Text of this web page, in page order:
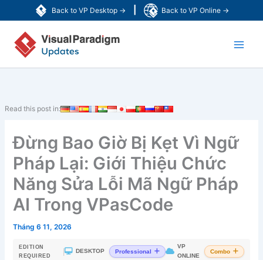
Back to VP Desktop → Back to VP Online →
tới
dung
Read this post in:
Đừng Bao Giờ Bị Kẹt Vì Ngữ
Pháp Lại: Giới Thiệu Chức
Năng Sửa Lỗi Mã Ngữ Pháp
AI Trong VPasCode
Tháng 6 11, 2026
EDITION
REQUIRED
DESKTOP Professional
VP
ONLINE
Combo